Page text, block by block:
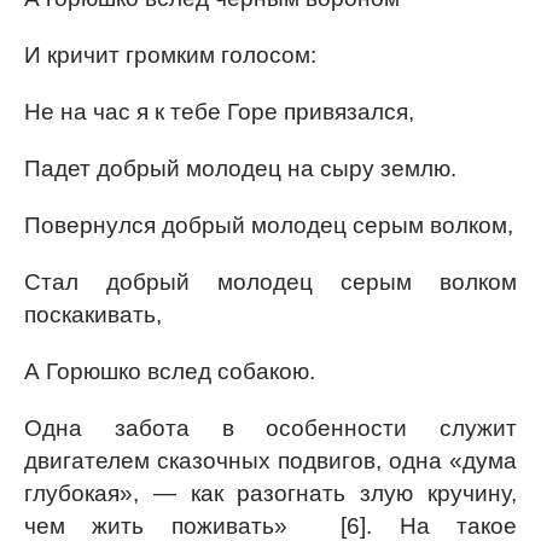
И кричит громким голосом:
Не на час я к тебе Горе привязался,
Падет добрый молодец на сыру землю.
Повернулся добрый молодец серым волком,
Стал добрый молодец серым волком
поскакивать,
А Горюшко вслед собакою.
Одна забота в особенности служит
двигателем сказочных подвигов, одна «дума
глубокая», — как разогнать злую кручину,
чем жить поживать» [6]. На такое